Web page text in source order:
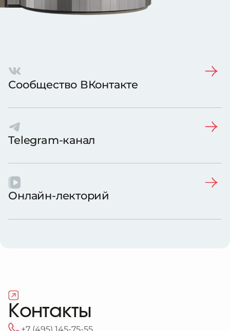
Сообщество ВКонтакте
Telegram-канал
Онлайн-лекторий
Контакты
+7 (495) 145-75-55